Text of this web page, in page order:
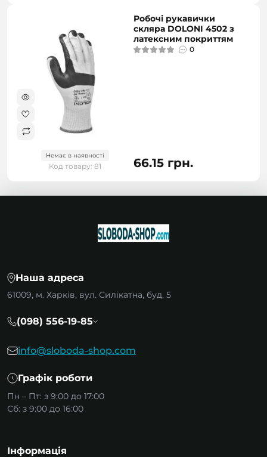
Немає в наявності
Код товару: 81
Робочі рукавички
скляра DOLONI 4502 з
латексним покриттям
0
66.15 грн.
Наша адреса
61009, м. Харків, вул. Силікатна, буд. 5
(098) 556-19-85
info@sloboda-shop.com
Графік роботи
Пн – Пт: з 9:00 до 17:00
Сб: з 9:00 до 16:00
Інформація